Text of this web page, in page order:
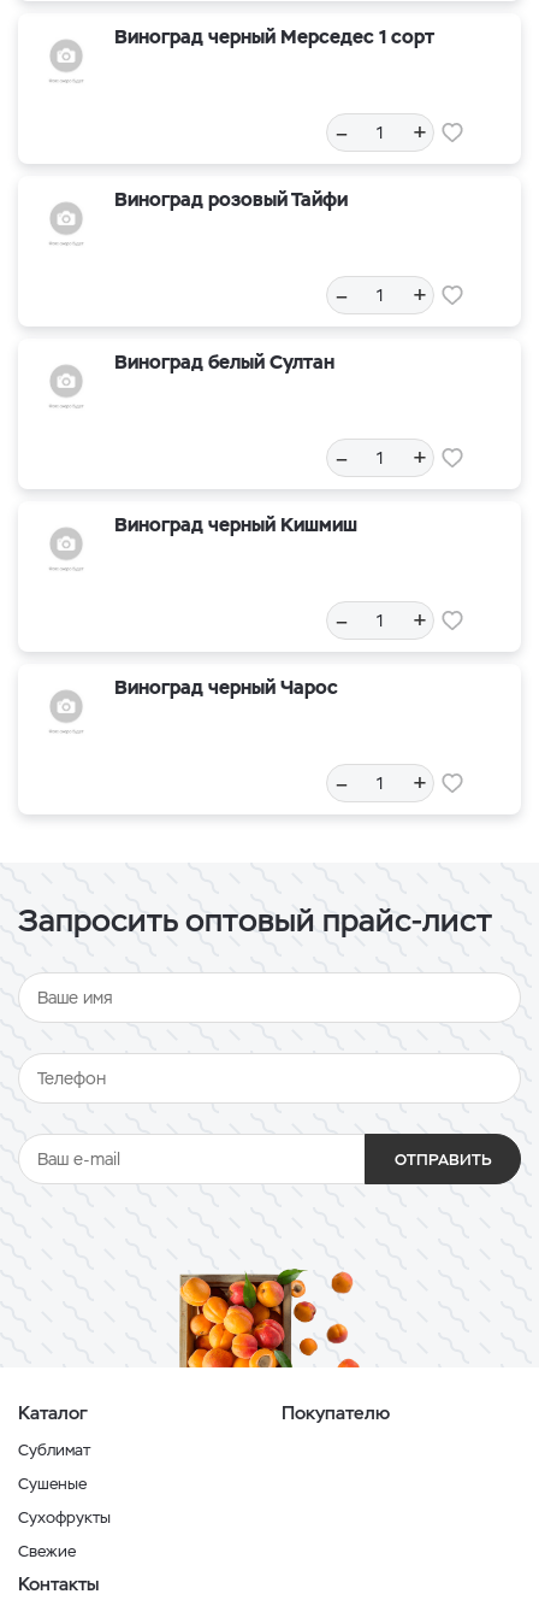
Виноград черный Мерседес 1 сорт
– +
Виноград розовый Тайфи
– +
Виноград белый Султан
– +
Виноград черный Кишмиш
– +
Виноград черный Чарос
– +
Запросить оптовый прайс-лист
ОТПРАВИТЬ
Каталог
Сублимат
Сушеные
Сухофрукты
Свежие
Покупателю
Контакты